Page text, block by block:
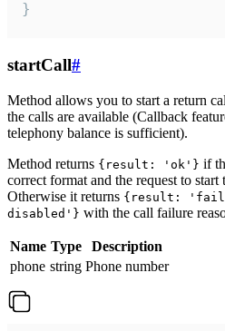
}
startCall#
Method allows you to start a return
the calls are available (Callback
telephony balance is sufficient).
Method returns {result: 'ok'} if
correct format and the request to start
Otherwise it returns {result:
disabled'} with the call failure
Name Type
Description
phone string Phone number